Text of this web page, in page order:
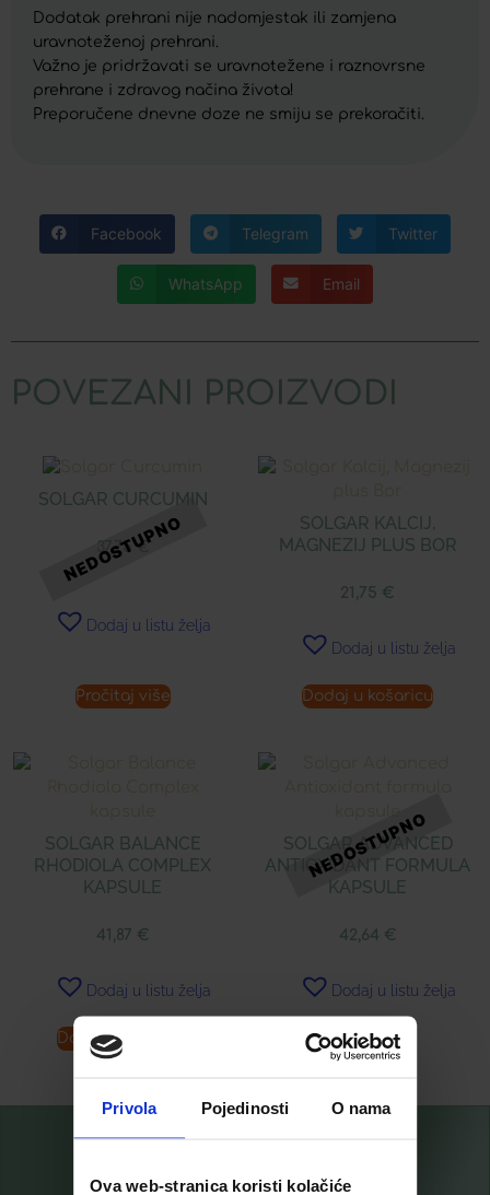
Privola Pojedinosti O nama
Ova web-stranica koristi kolačiće
Dodatak prehrani nije nadomjestak ili zamjena
uravnoteženoj prehrani.
Važno je pridržavati se uravnotežene i raznovrsne
prehrane i zdravog načina života!
Preporučene dnevne doze ne smiju se prekoračiti.
Facebook Telegram Twitter
WhatsApp Email
POVEZANI PROIZVODI
SOLGAR CURCUMIN
37,75€
Dodaj u listu želja
Pročitaj više
SOLGAR KALCIJ,
MAGNEZIJ PLUS BOR
21,75 €
Dodaj u listu želja
Dodaj u košaricu
SOLGAR BALANCE
RHODIOLA COMPLEX
KAPSULE
41,87 €
Dodaj u listu želja
Dodaj u košaricu
SOLGAR ADVANCED
ANTIOXIDANT FORMULA
KAPSULE
42,64 €
Dodaj u listu želja
Pročitaj više